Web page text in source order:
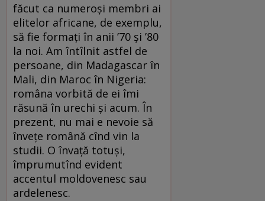
făcut ca numeroşi membri ai
elitelor africane, de exemplu,
să fie formaţi în anii ’70 şi ’80
la noi. Am întîlnit astfel de
persoane, din Madagascar în
Mali, din Maroc în Nigeria:
româna vorbită de ei îmi
răsună în urechi şi acum. În
prezent, nu mai e nevoie să
înveţe română cînd vin la
studii. O învaţă totuşi,
împrumutînd evident
accentul moldovenesc sau
ardelenesc.